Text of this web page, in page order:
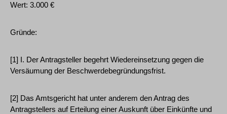
Wert: 3.000 €
Gründe:
[1] I. Der Antragsteller begehrt Wiedereinsetzung gegen die
Versäumung der Beschwerdebegründungsfrist.
[2] Das Amtsgericht hat unter anderem den Antrag des
Antragstellers auf Erteilung einer Auskunft über Einkünfte und